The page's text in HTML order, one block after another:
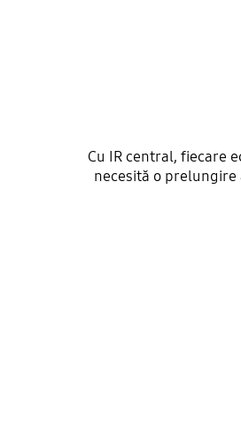
Cu IR central, fiecare
necesită o